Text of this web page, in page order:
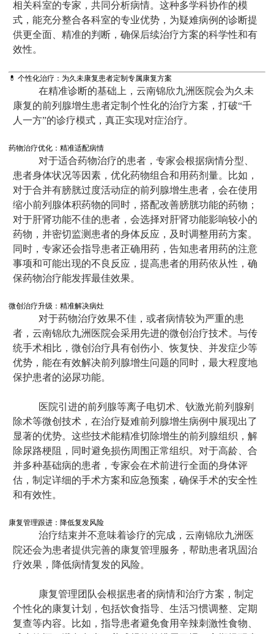
相关科室的专家，共同分析病情。这种多学科协作的模
式，能充分整合各科室的专业优势，为疑难病例的诊断提
供更全面、精准的判断，确保后续治疗方案的科学性和有
效性。
💊 个性化治疗：为久未康复患者定制专属康复方案
在精准诊断的基础上，云南锦欣九洲医院会为久未
康复的前列腺增生患者定制个性化的治疗方案，打破“千
人一方”的诊疗模式，真正实现对症治疗。
药物治疗优化：精准适配病情
对于适合药物治疗的患者，专家会根据病情分型、
患者身体状况等因素，优化药物组合和用药剂量。比如，
对于合并有膀胱过度活动症的前列腺增生患者，会在使用
缩小前列腺体积药物的同时，搭配改善膀胱功能的药物；
对于肝肾功能不佳的患者，会选择对肝肾功能影响较小的
药物，并密切监测患者的身体反应，及时调整用药方案。
同时，专家还会指导患者正确用药，告知患者用药的注意
事项和可能出现的不良反应，提高患者的用药依从性，确
保药物治疗能发挥最佳效果。
微创治疗升级：精准解决病灶
对于药物治疗效果不佳，或者病情较为严重的患
者，云南锦欣九洲医院会采用先进的微创治疗技术。与传
统手术相比，微创治疗具有创伤小、恢复快、并发症少等
优势，能在有效解决前列腺增生问题的同时，最大程度地
保护患者的泌尿功能。
医院引进的前列腺等离子电切术、钬激光前列腺剜
除术等微创技术，在治疗疑难前列腺增生病例中展现出了
显著的优势。这些技术能精准切除增生的前列腺组织，解
除尿路梗阻，同时避免损伤周围正常组织。对于高龄、合
并多种基础病的患者，专家会在术前进行全面的身体评
估，制定详细的手术方案和应急预案，确保手术的安全性
和有效性。
康复管理跟进：降低复发风险
治疗结束并不意味着诊疗的完成，云南锦欣九洲医
院还会为患者提供完善的康复管理服务，帮助患者巩固治
疗效果，降低病情复发的风险。
康复管理团队会根据患者的病情和治疗方案，制定
个性化的康复计划，包括饮食指导、生活习惯调整、定期
复查等内容。比如，指导患者避免食用辛辣刺激性食物、